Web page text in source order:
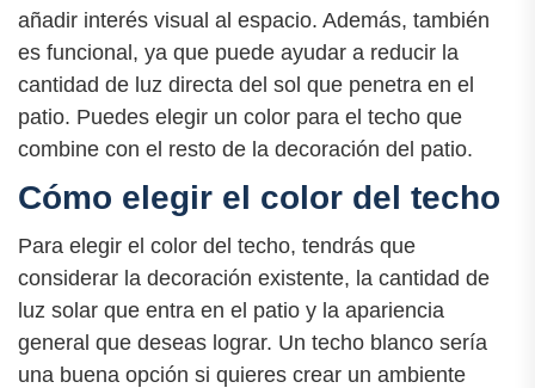
añadir interés visual al espacio. Además, también
es funcional, ya que puede ayudar a reducir la
cantidad de luz directa del sol que penetra en el
patio. Puedes elegir un color para el techo que
combine con el resto de la decoración del patio.
Cómo elegir el color del techo
Para elegir el color del techo, tendrás que
considerar la decoración existente, la cantidad de
luz solar que entra en el patio y la apariencia
general que deseas lograr. Un techo blanco sería
una buena opción si quieres crear un ambiente